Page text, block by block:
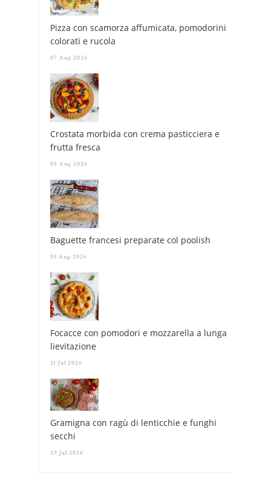
Pizza con scamorza affumicata, pomodorini
colorati e rucola
07 Aug 2026
Crostata morbida con crema pasticciera e
frutta fresca
05 Aug 2026
Baguette francesi preparate col poolish
03 Aug 2026
Focacce con pomodori e mozzarella a lunga
lievitazione
31 Jul 2026
Gramigna con ragù di lenticchie e funghi
secchi
29 Jul 2026